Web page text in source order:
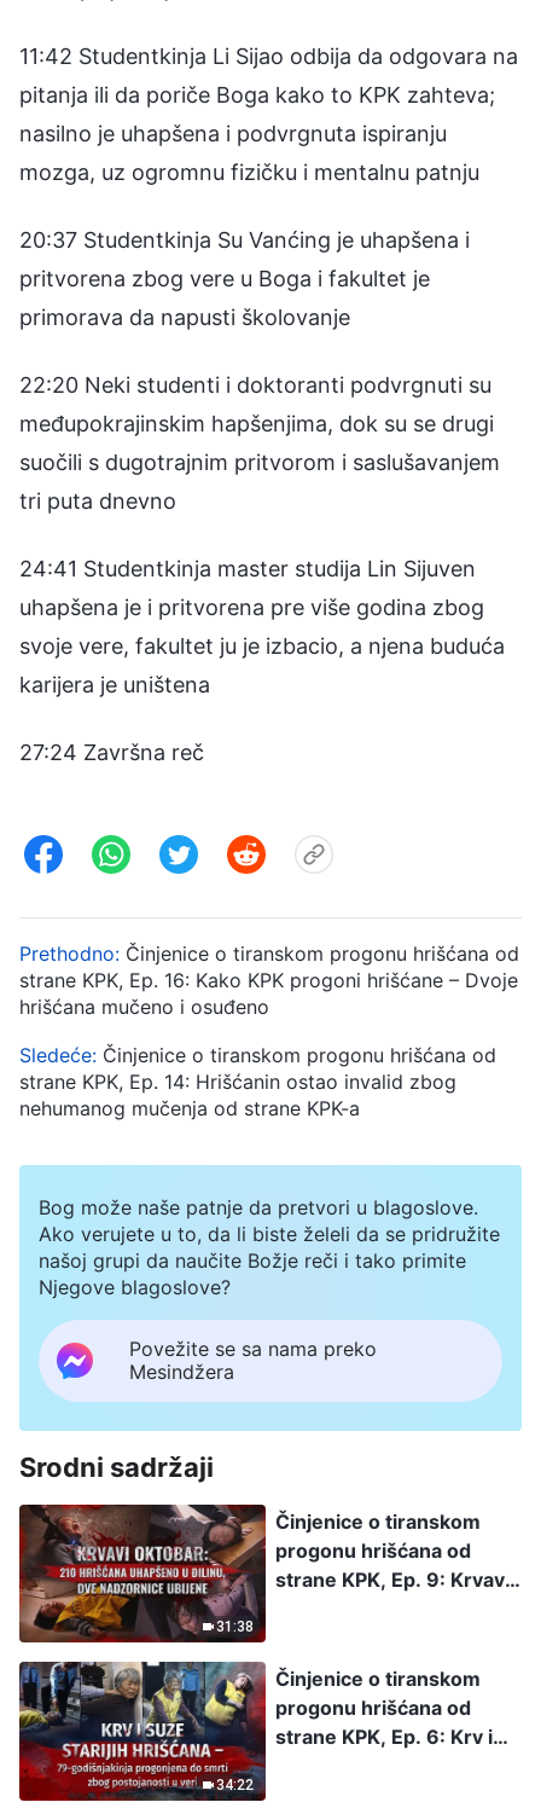
11:42 Studentkinja Li Sijao odbija da odgovara na
pitanja ili da poriče Boga kako to KPK zahteva;
nasilno je uhapšena i podvrgnuta ispiranju
mozga, uz ogromnu fizičku i mentalnu patnju
20:37 Studentkinja Su Vanćing je uhapšena i
pritvorena zbog vere u Boga i fakultet je
primorava da napusti školovanje
22:20 Neki studenti i doktoranti podvrgnuti su
međupokrajinskim hapšenjima, dok su se drugi
suočili s dugotrajnim pritvorom i saslušavanjem
tri puta dnevno
24:41 Studentkinja master studija Lin Sijuven
uhapšena je i pritvorena pre više godina zbog
svoje vere, fakultet ju je izbacio, a njena buduća
karijera je uništena
27:24 Završna reč
Prethodno: Činjenice o tiranskom progonu hrišćana od
strane KPK, Ep. 16: Kako KPK progoni hrišćane – Dvoje
hrišćana mučeno i osuđeno
Sledeće: Činjenice o tiranskom progonu hrišćana od
strane KPK, Ep. 14: Hrišćanin ostao invalid zbog
nehumanog mučenja od strane KPK-a
Bog može naše patnje da pretvori u blagoslove.
Ako verujete u to, da li biste želeli da se pridružite
našoj grupi da naučite Božje reči i tako primite
Njegove blagoslove?
Povežite se sa nama preko
Mesindžera
Srodni sadržaji
31:38
Činjenice o tiranskom
progonu hrišćana od
strane KPK, Ep. 9: Krvavi
nadzornice ubijene
34:22
Činjenice o tiranskom
progonu hrišćana od
strane KPK, Ep. 6: Krv i